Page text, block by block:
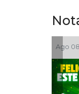
08, 2026 / 7:00 AM